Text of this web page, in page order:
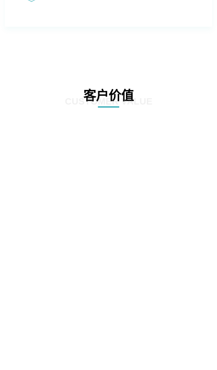
客户价值
CUSTOMER VALUE